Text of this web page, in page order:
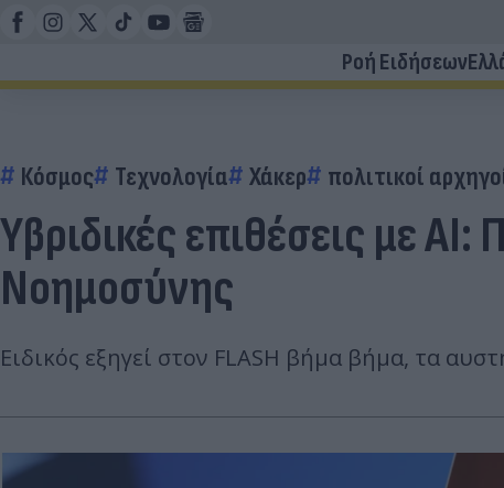
Ροή Ειδήσεων
Κόσμος Τεχνολογία Χάκερ πολιτικοί
Υβριδικές επιθέσεις με
Νοημοσύνης
Ειδικός εξηγεί στον FLASH βήμα βήμα, τα